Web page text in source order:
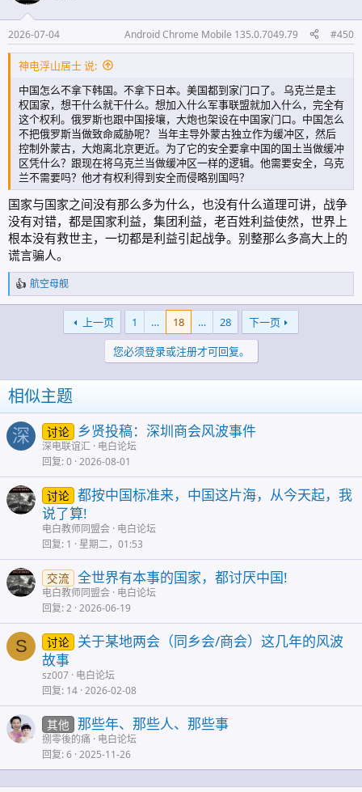
2026-07-04 Android Chrome Mobile 135.0.7049.79 #450
神电浮山居士 说:
中国怎么不拿下韩国。不拿下日本。美国都到家门口了。 乌克兰是主
权国家，想干什么就干什么。想加入什么军事联盟就加入什么，完全有
这个权利。俄罗斯也跟中国接壤，大炮也架设在中国家门口。中国怎么
不把俄罗斯当做致命威胁呢？ 当年主导外蒙古独立作为缓冲区，然后
控制外蒙古，大炮离北京更近。为了它的安全要拿中国的国土当做缓冲
区凭什么？跟现在将乌克兰当做缓冲区一样的逻辑。他需要安全，乌克
兰不需要吗？他才有权利得到安全而侵略别国吗？
国家与国家之间没有那么多为什么，也没有什么道理可讲，战争
没有对错，都是国家利益，集团利益，老百姓利益使然，世界上
根本没有救世主，一切都是利益引起战争。别整那么多高大上的
谎言骗人。
反
馈
航空母舰
上一页 1 … 18 … 28
下一页
您必须登录或注册才可回复。
相似主题
深 讨论 乡贤投稿：深圳商会风波事件
深电联谊汇 电白论坛
回复 0 2026-08-01
讨论 都按中国标准来，中国这片海，从今天起，我
说了算!
电白教师同盟会 电白论坛
回复 1 星期二，01:53
交流 全世界有本事的国家，都讨厌中国!
电白教师同盟会 电白论坛
回复 2 2026-06-19
S 讨论
关于某地两会（同乡会/商会）这几年的风波
故事
sz007 电白论坛
回复 14 2026-02-08
其他 那些年、那些人、那些事
捌零後的痛 电白论坛
回复 6 2025-11-26